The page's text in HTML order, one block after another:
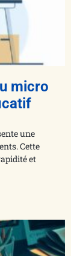
micro
une
Cette
et